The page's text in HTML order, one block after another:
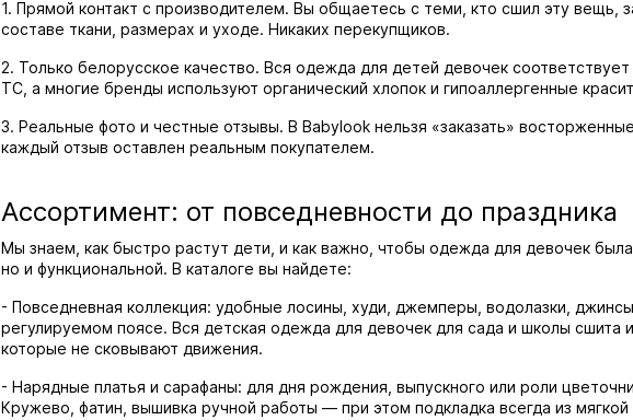
1. Прямой контакт с производителем. Вы общаетесь с теми, кто сшил эту вещь,
составе ткани, размерах и уходе. Никаких перекупщиков.
2. Только белорусское качество. Вся одежда для детей девочек
ТС, а многие бренды используют органический хлопок и гипоаллергенные
3. Реальные фото и честные отзывы. В Babylook нельзя «заказать»
каждый отзыв оставлен реальным покупателем.
Ассортимент: от повседневности до праздника
Мы знаем, как быстро растут дети, и как важно, чтобы одежда для девочек была
но и функциональной. В каталоге вы найдете:
- Повседневная коллекция: удобные лосины, худи, джемперы, водолазки,
регулируемом поясе. Вся детская одежда для девочек для сада и школы сшита
которые не сковывают движения.
- Нарядные платья и сарафаны: для дня рождения, выпускного или роли
Кружево, фатин, вышивка ручной работы — при этом подкладка всегда из